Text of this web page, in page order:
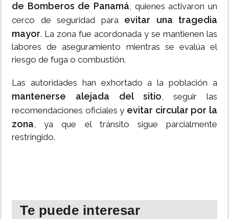
de Bomberos de Panamá, quienes activaron un
cerco de seguridad para evitar una tragedia
mayor. La zona fue acordonada y se mantienen las
labores de aseguramiento mientras se evalúa el
riesgo de fuga o combustión.
Las autoridades han exhortado a la población a
mantenerse alejada del sitio, seguir las
recomendaciones oficiales y evitar circular por la
zona, ya que el tránsito sigue parcialmente
restringido.
Te puede interesar